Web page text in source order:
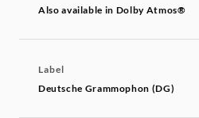
Also available in Dolby Atmos®
Label
Deutsche Grammophon (DG)